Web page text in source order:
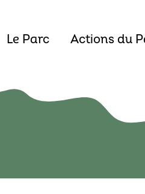
Le Parc Actions du